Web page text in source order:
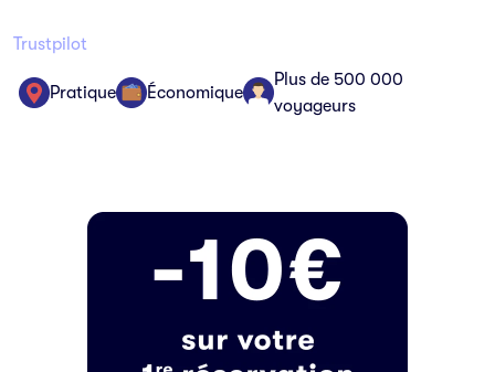
Trustpilot
Pratique Économique
Plus de 500 000
voyageurs